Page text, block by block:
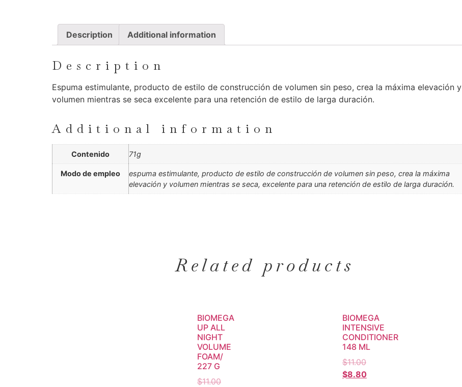
Description Additional information
Description
Espuma estimulante, producto de estilo de construcción de volumen sin peso, crea la máxima elevación y
volumen mientras se seca excelente para una retención de estilo de larga duración.
Additional information
Contenido 71g
Modo de empleo
espuma estimulante, producto de estilo de construcción de volumen sin peso, crea la máxima
elevación y volumen mientras se seca, excelente para una retención de estilo de larga duración.
Related products
BIOMEGA
UP ALL
NIGHT
VOLUME
FOAM/
227 G
$11.00
BIOMEGA
INTENSIVE
CONDITIONER
148 ML
$11.00
$8.80